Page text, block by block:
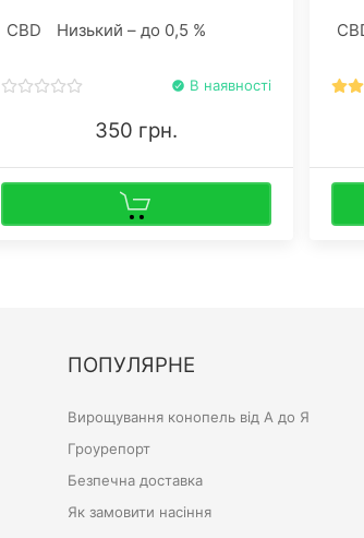
CBD Низький – до 0,5 %
В наявності
350 грн.
ПОПУЛЯРНЕ
Вирощування конопель від А до Я
Гроурепорт
Безпечна доставка
Як замовити насіння